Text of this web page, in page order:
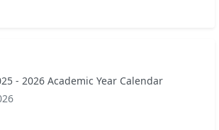
- 2026 Academic Year Calendar